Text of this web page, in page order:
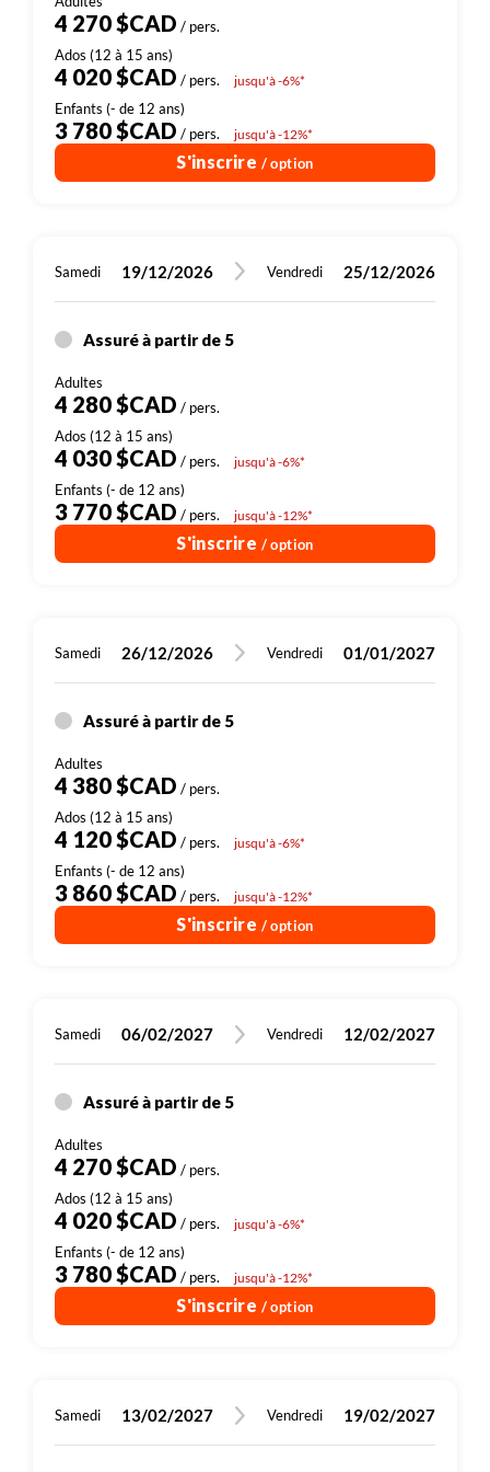
si la sécurité du groupe le nécessite.
----------------------------------------------------------------
----------------------------------------------------------------
Aux dates du 12/04/2025 et du 19/04/2025 - en raison
de la chaleur à cette période, les 3 nuits en bivouac
4 270 $CAD / pers.
4 020 $CAD / pers. jusqu'à -6%*
3 780 $CAD / pers. jusqu'à -12%*
S'inscrire / option
Samedi 19/12/2026 Vendredi 25/12/2026
Assuré à partir de 5
4 280 $CAD / pers.
4 030 $CAD / pers. jusqu'à -6%*
3 770 $CAD / pers. jusqu'à -12%*
S'inscrire / option
Samedi 26/12/2026 Vendredi 01/01/2027
Assuré à partir de 5
4 380 $CAD / pers.
4 120 $CAD / pers. jusqu'à -6%*
3 860 $CAD / pers. jusqu'à -12%*
S'inscrire / option
Samedi 06/02/2027 Vendredi 12/02/2027
Assuré à partir de 5
4 270 $CAD / pers.
4 020 $CAD / pers. jusqu'à -6%*
3 780 $CAD / pers. jusqu'à -12%*
S'inscrire / option
Samedi 13/02/2027 Vendredi 19/02/2027